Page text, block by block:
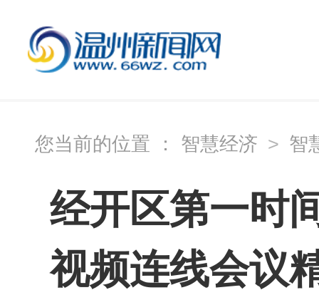
您当前的位置 ： 智慧经济 > 智
经开区第一时
视频连线会议